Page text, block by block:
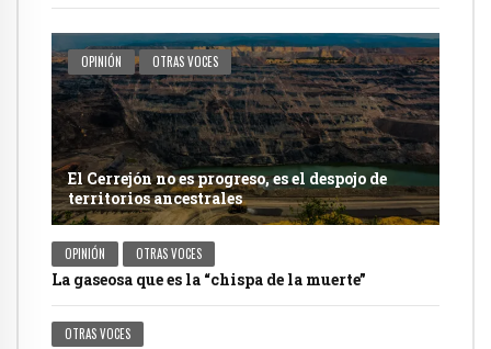
OPINIÓN OTRAS VOCES
El Cerrejón no es progreso, es el despojo de
territorios ancestrales
OPINIÓN OTRAS VOCES
La gaseosa que es la “chispa de la muerte”
OTRAS VOCES